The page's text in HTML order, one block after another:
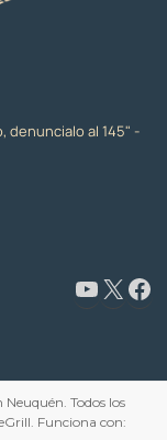
denuncialo al 145" -
www.youtube.com/@CapacitaciónyFormaciónNeuquén X Facebook
Neuquén. Todos los
Funciona con: